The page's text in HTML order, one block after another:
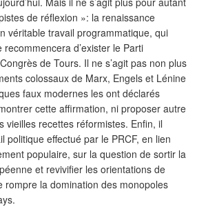
de réflexion »: la renaissance
véritable travail programmatique, qui
recommencera d’exister le Parti
de Tours. Il ne s’agit pas non plus
colossaux de Marx, Engels et Lénine
faux modernes les ont déclarés
cette affirmation, ni proposer autre
vieilles recettes réformistes. Enfin, il
politique effectué par le PRCF, en lien
populaire, sur la question de sortir la
et revivifier les orientations de
rompre la domination des monopoles